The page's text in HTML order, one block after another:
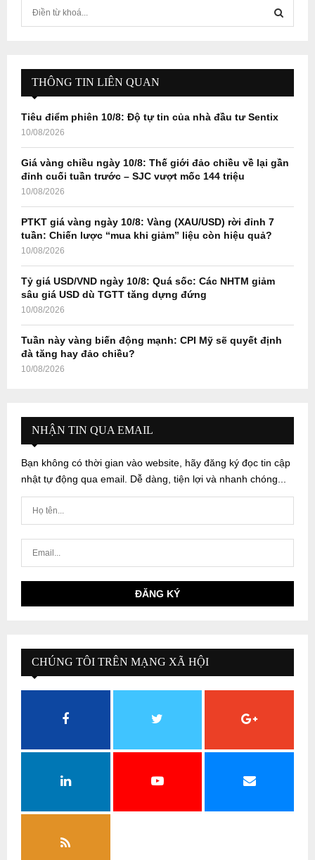
f
r
:
E
A
THÔNG TIN LIÊN QUAN
Tiêu điểm phiên 10/8: Độ tự tin của nhà đầu tư Sentix
10/08/2026
Giá vàng chiều ngày 10/8: Thế giới đảo chiều về lại gần
đỉnh cuối tuần trước – SJC vượt mốc 144 triệu
10/08/2026
PTKT giá vàng ngày 10/8: Vàng (XAU/USD) rời đỉnh 7
tuần: Chiến lược “mua khi giảm” liệu còn hiệu quả?
10/08/2026
Tỷ giá USD/VND ngày 10/8: Quá sốc: Các NHTM giảm
sâu giá USD dù TGTT tăng dựng đứng
10/08/2026
Tuần này vàng biến động mạnh: CPI Mỹ sẽ quyết định
đà tăng hay đảo chiều?
10/08/2026
NHẬN TIN QUA EMAIL
Bạn không có thời gian vào website, hãy đăng ký đọc tin cập
nhật tự động qua email. Dễ dàng, tiện lợi và nhanh chóng...
CHÚNG TÔI TRÊN MẠNG XÃ HỘI